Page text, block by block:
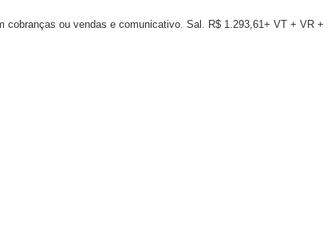
ou vendas e comunicativo. Sal. R$ 1.293,61+ VT + VR +